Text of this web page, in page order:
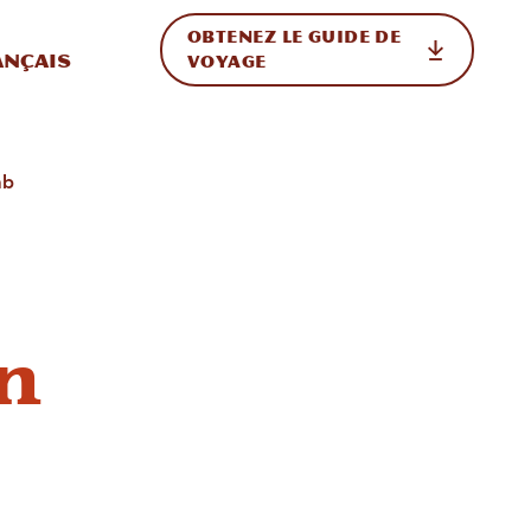
le site
vers l'international
OBTENEZ LE GUIDE DE
VOYAGE